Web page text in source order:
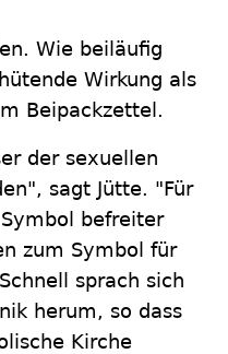
Wie beiläufig
Wirkung als
Beipackzettel.
der sexuellen
sagt Jütte. "Für
befreiter
zum Symbol für
sprach sich
herum, so dass
Kirche